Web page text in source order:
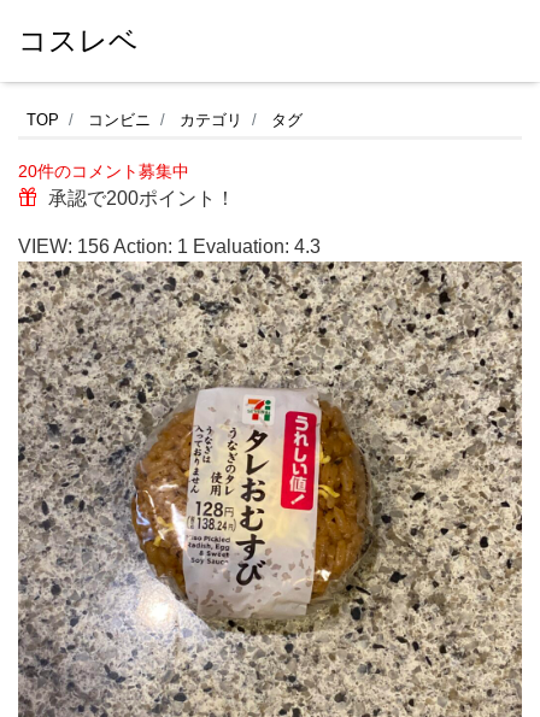
コスレベ
セ
ブ
ン
レ
ブ
ン
の
お
に
ぎ
り
コ
ー
ナ
ー
で
TOP コンビニ カテゴリ タグ
20件のコメント募集中
承認で200ポイント！
VIEW: 156Action: 1 Evaluation: 4.3